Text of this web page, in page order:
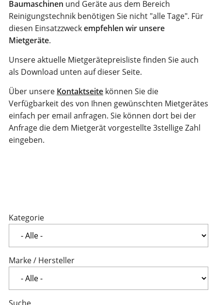
Baumaschinen und Geräte aus dem Bereich
Reinigungstechnik benötigen Sie nicht "alle Tage". Für
diesen Einsatzzweckempfehlen wir unsere
Mietgeräte.
Unsere aktuelle Mietgerätepreisliste finden Sie auch
als Download unten auf dieser Seite.
Über unsere Kontaktseite können Sie die
Verfügbarkeit des von Ihnen gewünschten Mietgerätes
einfach per email anfragen. Sie können dort bei der
Anfrage die dem Mietgerät vorgestellte 3stellige Zahl
eingeben.
Kategorie
Marke / Hersteller